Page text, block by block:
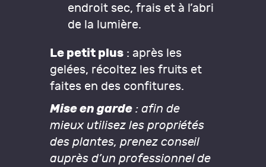
endroit sec, frais et à l’abri
de la lumière.
Le petit plus: après les
gelées, récoltez les fruits et
faites en des confitures.
Mise en garde: afin de
mieux utilisez les propriétés
des plantes, prenez conseil
auprès d’un professionnel de